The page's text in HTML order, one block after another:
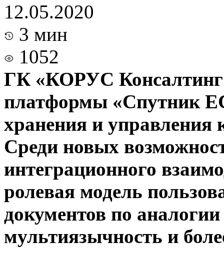
12.05.2020
3 мин
1052
ГК «КОРУС
платформы «Спутник
хранения и
Среди новых
интеграционного
ролевая модель
документов по
мультиязычность и